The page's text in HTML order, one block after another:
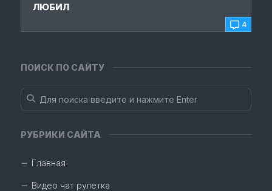
4
ЛЮБИЛ
ПОИСК ПО САЙТУ
РУБРИКИ САЙТА
Главная
Видео чат рулетка